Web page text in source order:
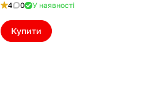
4 0 У наявності
Купити